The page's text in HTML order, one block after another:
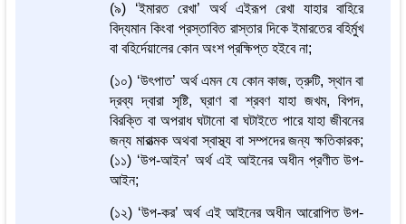
(৯) ‘ইমারত রেখা’ অর্থ এইরূপ রেখা যাহার বাহিরে
বিদ্যমান কিংবা প্রস্তাবিত রাস্তার দিকে ইমারতের বহির্মুখ
বা বহির্দেয়ালের কোন অংশ প্রক্ষিপ্ত হইবে না;
(১০) ‘উৎপাত’ অর্থ এমন যে কোন কাজ, ত্রুটি, স্থান বা
দ্রব্য দ্বারা সৃষ্টি, ঘ্রাণ বা শ্রবণ যাহা জখম, বিপদ,
বিরক্তি বা অপরাধ ঘটানো বা ঘটাইতে পারে যাহা জীবনের
জন্য মারাত্মক অথবা স্বাস্থ্য বা সম্পদের জন্য ক্ষতিকারক;
(১১) ‘উপ-আইন’ অর্থ এই আইনের অধীন প্রণীত উপ-
আইন;
(১২) ‘উপ-কর’ অর্থ এই আইনের অধীন আরোপিত উপ-